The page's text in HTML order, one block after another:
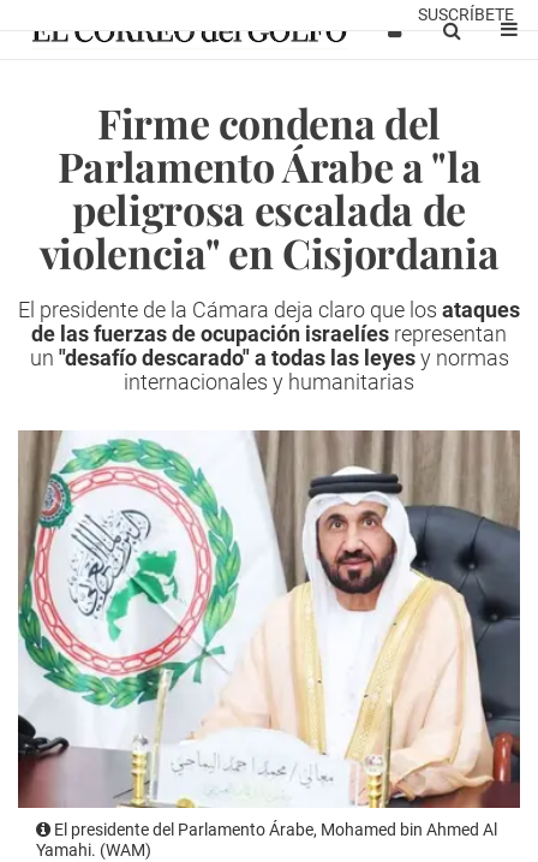
SUSCRÍBETE
Firme condena del
Parlamento Árabe a "la
peligrosa escalada de
violencia" en Cisjordania
El presidente de la Cámara deja claro que los ataques
de las fuerzas de ocupación israelíes representan
un "desafío descarado" a todas las leyesy normas
internacionales y humanitarias
El presidente del Parlamento Árabe, Mohamed bin Ahmed Al
Yamahi. (WAM)